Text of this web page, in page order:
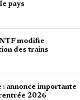
pays
modifie
des trains
annonce importante
2026